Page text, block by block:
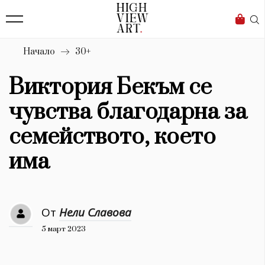
Бизнес
Мода
Dialogue
Изкуство
4340
Красота
777
Дизайн
1272
Начало 30+
Виктория Бекъм се
чувства благодарна за
семейството, което
има
От Нели Славова
5 март 2023